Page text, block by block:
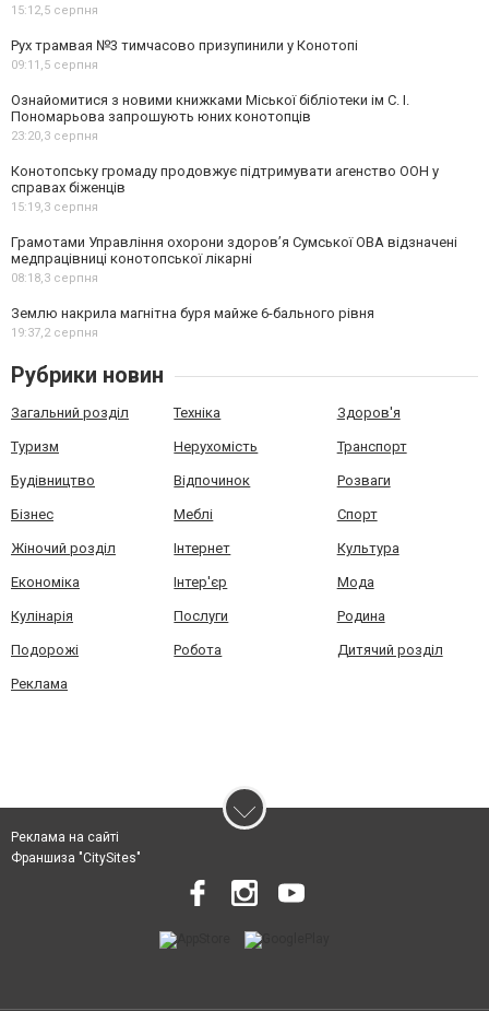
15:12,5 серпня
Рух трамвая №3 тимчасово призупинили у Конотопі
09:11,5 серпня
Ознайомитися з новими книжками Міської бібліотеки ім С. І.
Пономарьова запрошують юних конотопців
23:20,3 серпня
Конотопську громаду продовжує підтримувати агенство ООН у
справах біженців
15:19,3 серпня
Грамотами Управління охорони здоров’я Сумської ОВА відзначені
медпрацівниці конотопської лікарні
08:18,3 серпня
Землю накрила магнітна буря майже 6-бального рівня
19:37,2 серпня
Рубрики новин
Загальний розділ Техніка Здоров'я
Туризм Нерухомість Транспорт
Будівництво Відпочинок Розваги
Бізнес Меблі Спорт
Жіночий розділ Інтернет Культура
Економіка Інтер'єр Мода
Кулінарія Послуги Родина
Подорожі Робота Дитячий розділ
Реклама
Реклама на сайті
Франшиза "CitySites"